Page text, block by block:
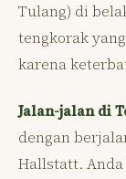
Tulang) di
tengkorak
karena
Jalan-jalan di
dengan
Hallstatt.